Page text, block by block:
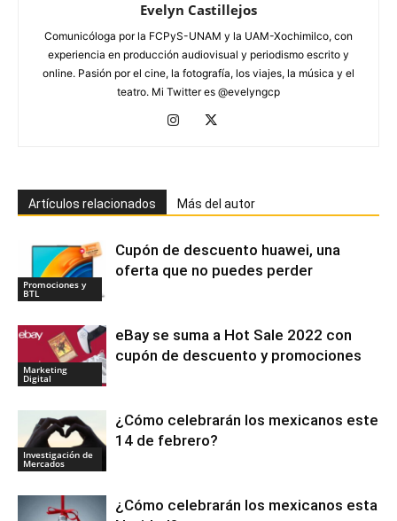
Evelyn Castillejos
Comunicóloga por la FCPyS-UNAM y la UAM-Xochimilco, con
experiencia en producción audiovisual y periodismo escrito y
online. Pasión por el cine, la fotografía, los viajes, la música y el
teatro. Mi Twitter es @evelyngcp
Artículos relacionados Más del autor
Promociones y
BTL
Cupón de descuento huawei, una
oferta que no puedes perder
Marketing
Digital
eBay se suma a Hot Sale 2022 con
cupón de descuento y promociones
Investigación de
Mercados
¿Cómo celebrarán los mexicanos este
14 de febrero?
¿Cómo celebrarán los mexicanos esta